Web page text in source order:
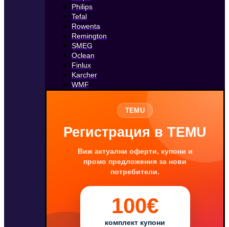
Philips
Tefal
Rowenta
Remington
SMEG
Oclean
Finlux
Karcher
WMF
TEMU
Регистрация в TEMU
Виж актуални оферти, купони и
промо предложения за нови
потребители.
100€
комплект купони